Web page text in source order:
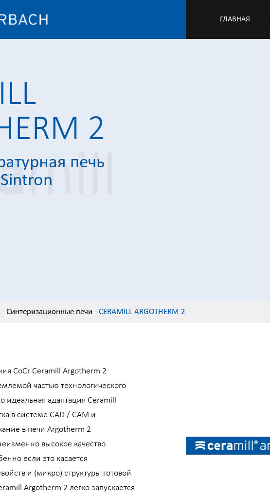
ГЛАВНАЯ
2
печь
- Синтеризационные печи - CERAMILL ARGOTHERM 2
CoCr Ceramill Argotherm 2
частью технологического
идеальная адаптация Ceramill
в системе CAD / CAM и
в печи Argotherm 2
высокое качество
если это касается
и (микро) структуры готовой
Argotherm 2 легко запускается